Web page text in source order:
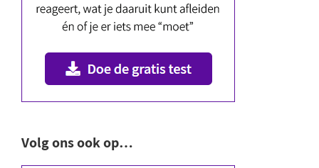
Volg ons ook op…